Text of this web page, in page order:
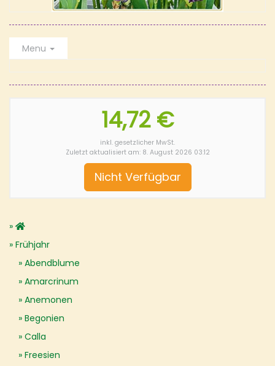
Menu
14,72 €
inkl. gesetzlicher MwSt.
Zuletzt aktualisiert am: 8. August 2026 03:12
Nicht Verfügbar
Frühjahr
Abendblume
Amarcrinum
Anemonen
Begonien
Calla
Freesien